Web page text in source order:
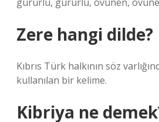
Zere hangi dilde?
Kıbrıs Türk halkının söz
kullanılan bir kelime.
Kibriya ne